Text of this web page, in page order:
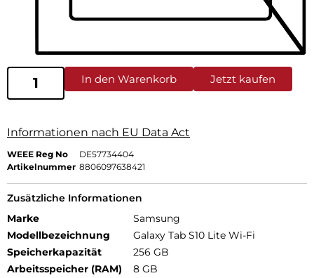
In den Warenkorb Jetzt kaufen
Informationen nach EU Data Act
WEEE Reg No
DE57734404
Artikelnummer 8806097638421
Zusätzliche Informationen
Marke
Samsung
Modellbezeichnung
Galaxy Tab S10 Lite Wi-Fi
Speicherkapazität
256 GB
Arbeitsspeicher (RAM)
8 GB